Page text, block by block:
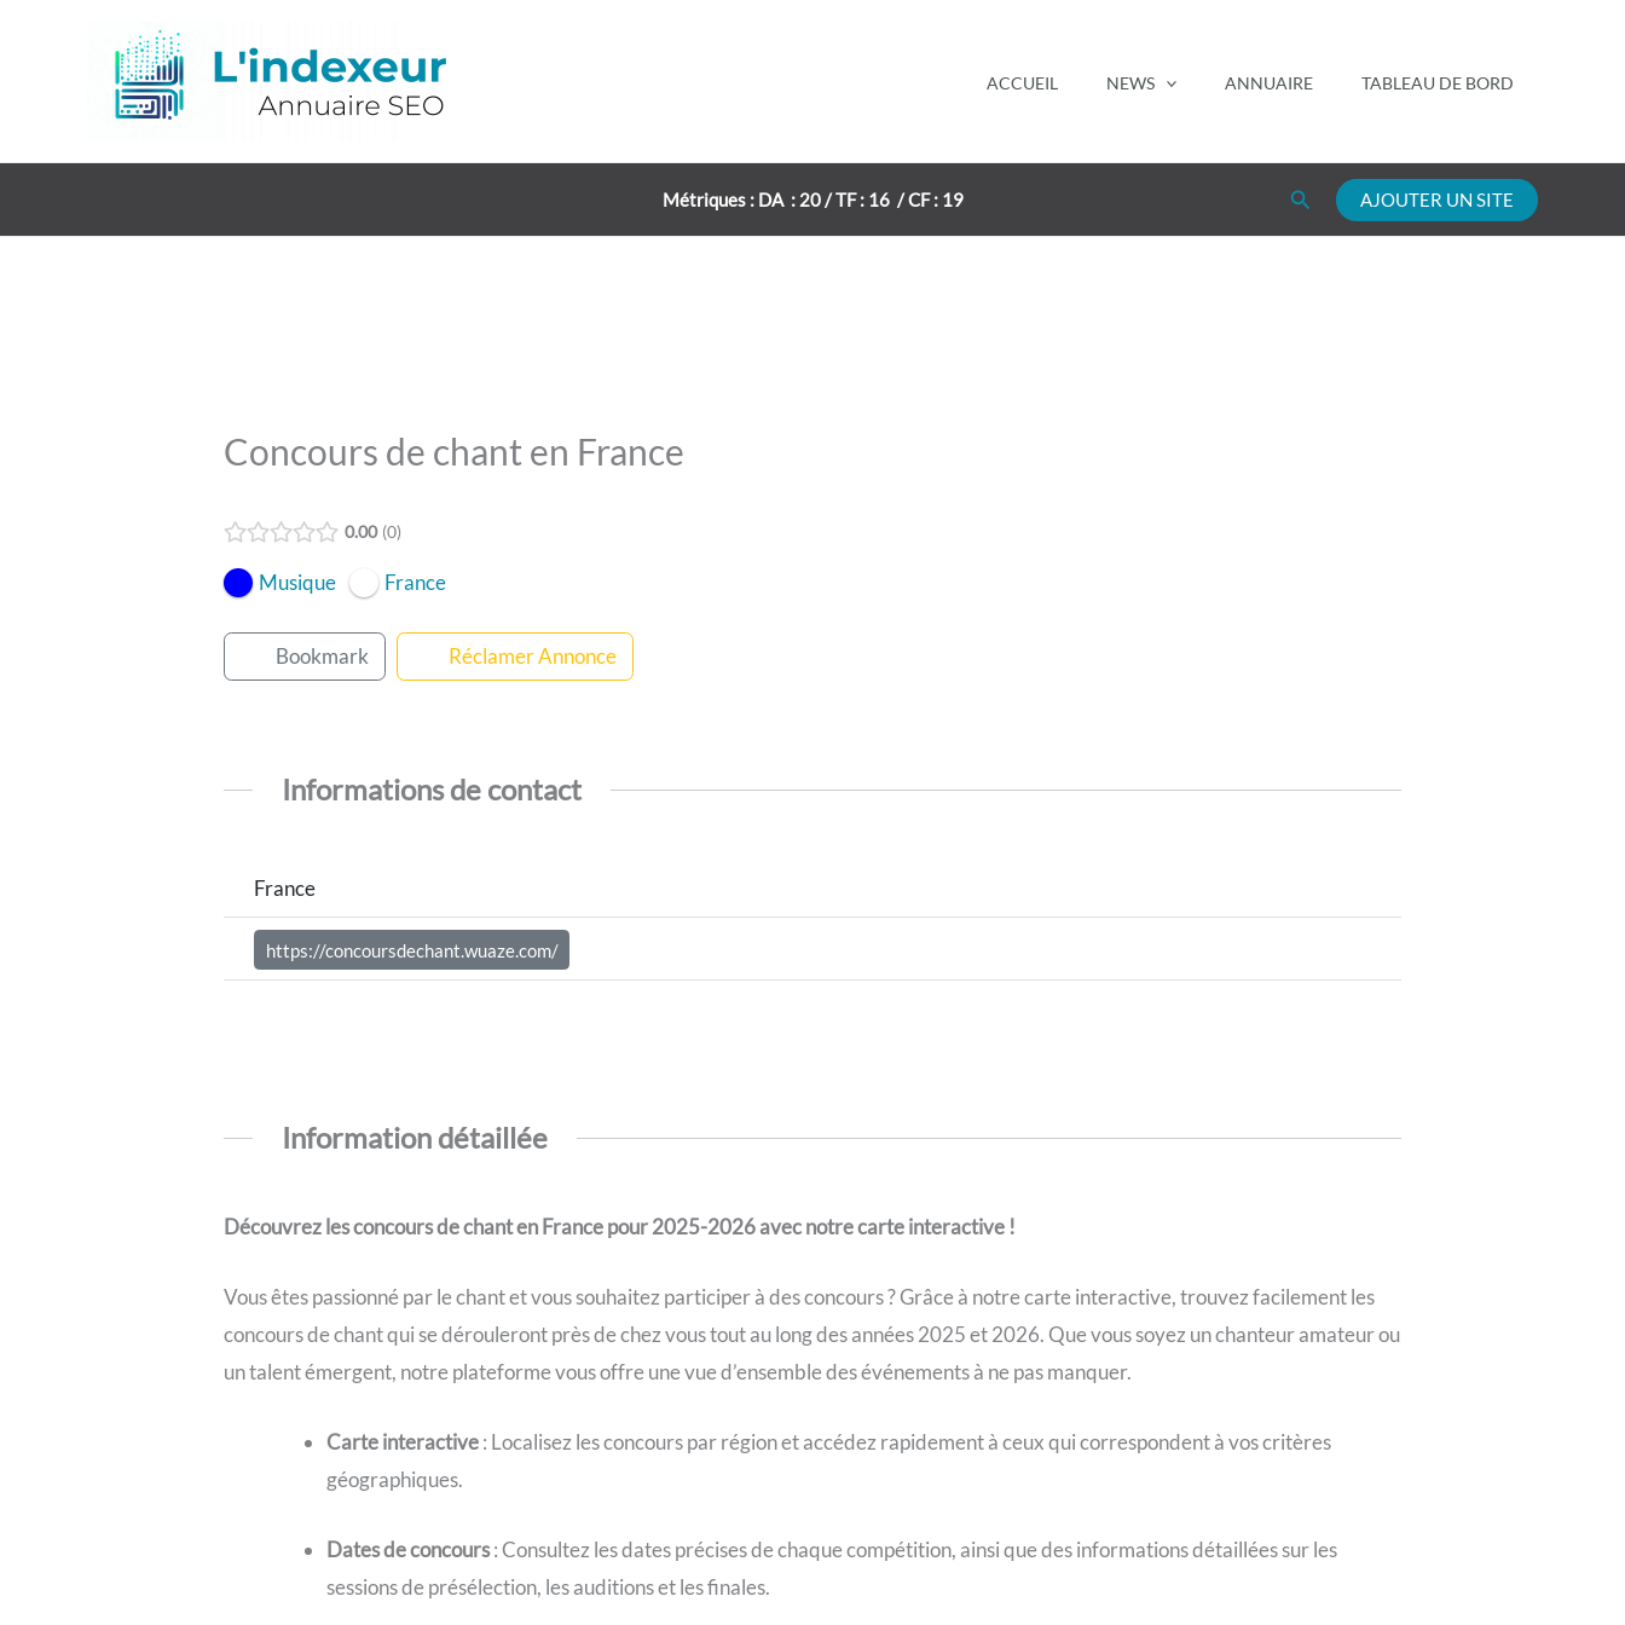
ACCUEIL NEWS ANNUAIRE TABLEAU DE BORD
Métriques : DA : 20 / TF : 16 / CF : 19 RechercherAJOUTER UN SITE
Concours de chant en France
0.00 0
Musique France
Bookmark Réclamer Annonce
Informations de contact
France
https://concoursdechant.wuaze.com/
Information détaillée
Découvrez les concours de chant en France pour 2025-2026 avec notre carte interactive !
Vous êtes passionné par le chant et vous souhaitez participer à des concours ? Grâce à notre carte interactive, trouvez facilement les
concours de chant qui se dérouleront près de chez vous tout au long des années 2025 et 2026. Que vous soyez un chanteur amateur ou
un talent émergent, notre plateforme vous offre une vue d’ensemble des événements à ne pas manquer.
Carte interactive: Localisez les concours par région et accédez rapidement à ceux qui correspondent à vos critères
géographiques.
Dates de concours: Consultez les dates précises de chaque compétition, ainsi que des informations détaillées sur les
sessions de présélection, les auditions et les finales.